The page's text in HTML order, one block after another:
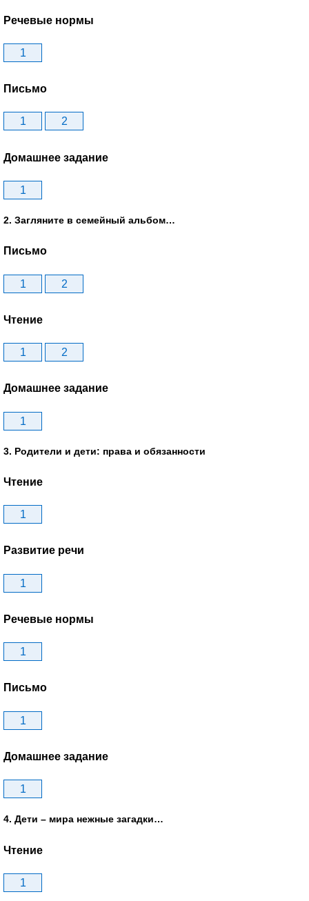
Речевые нормы
1
Письмо
1 2
Домашнее задание
1
2. Загляните в семейный альбом…
Письмо
1 2
Чтение
1 2
Домашнее задание
1
3. Родители и дети: права и обязанности
Чтение
1
Развитие речи
1
Речевые нормы
1
Письмо
1
Домашнее задание
1
4. Дети – мира нежные загадки…
Чтение
1